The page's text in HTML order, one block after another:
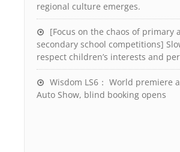
regional culture emerges.
[Focus on the chaos of primary
secondary school competitions]
respect children’s interests and
Wisdom LS6： World premiere
Auto Show, blind booking opens